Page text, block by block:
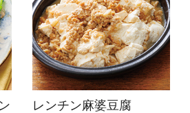
レンチン麻婆豆腐